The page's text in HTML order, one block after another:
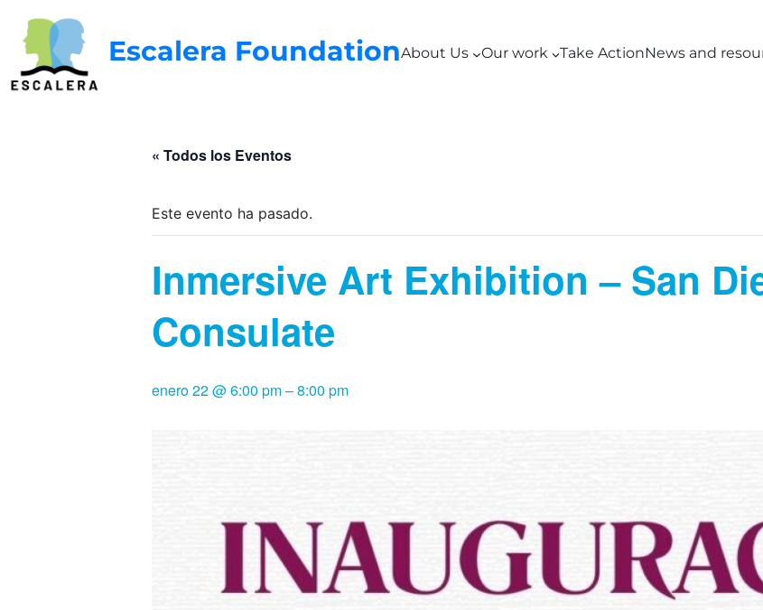
Escalera FoundationAbout Us Our work Take ActionNews and
« Todos los Eventos
Este evento ha pasado.
Inmersive Art Exhibition – San
Consulate
enero 22 @ 6:00 pm–8:00 pm